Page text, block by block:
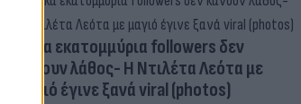
Δέκα εκατομμύρια followers δεν
κάνουν λάθος- Η Ντιλέτα Λεότα με
μαγιό έγινε ξανά viral (photos)